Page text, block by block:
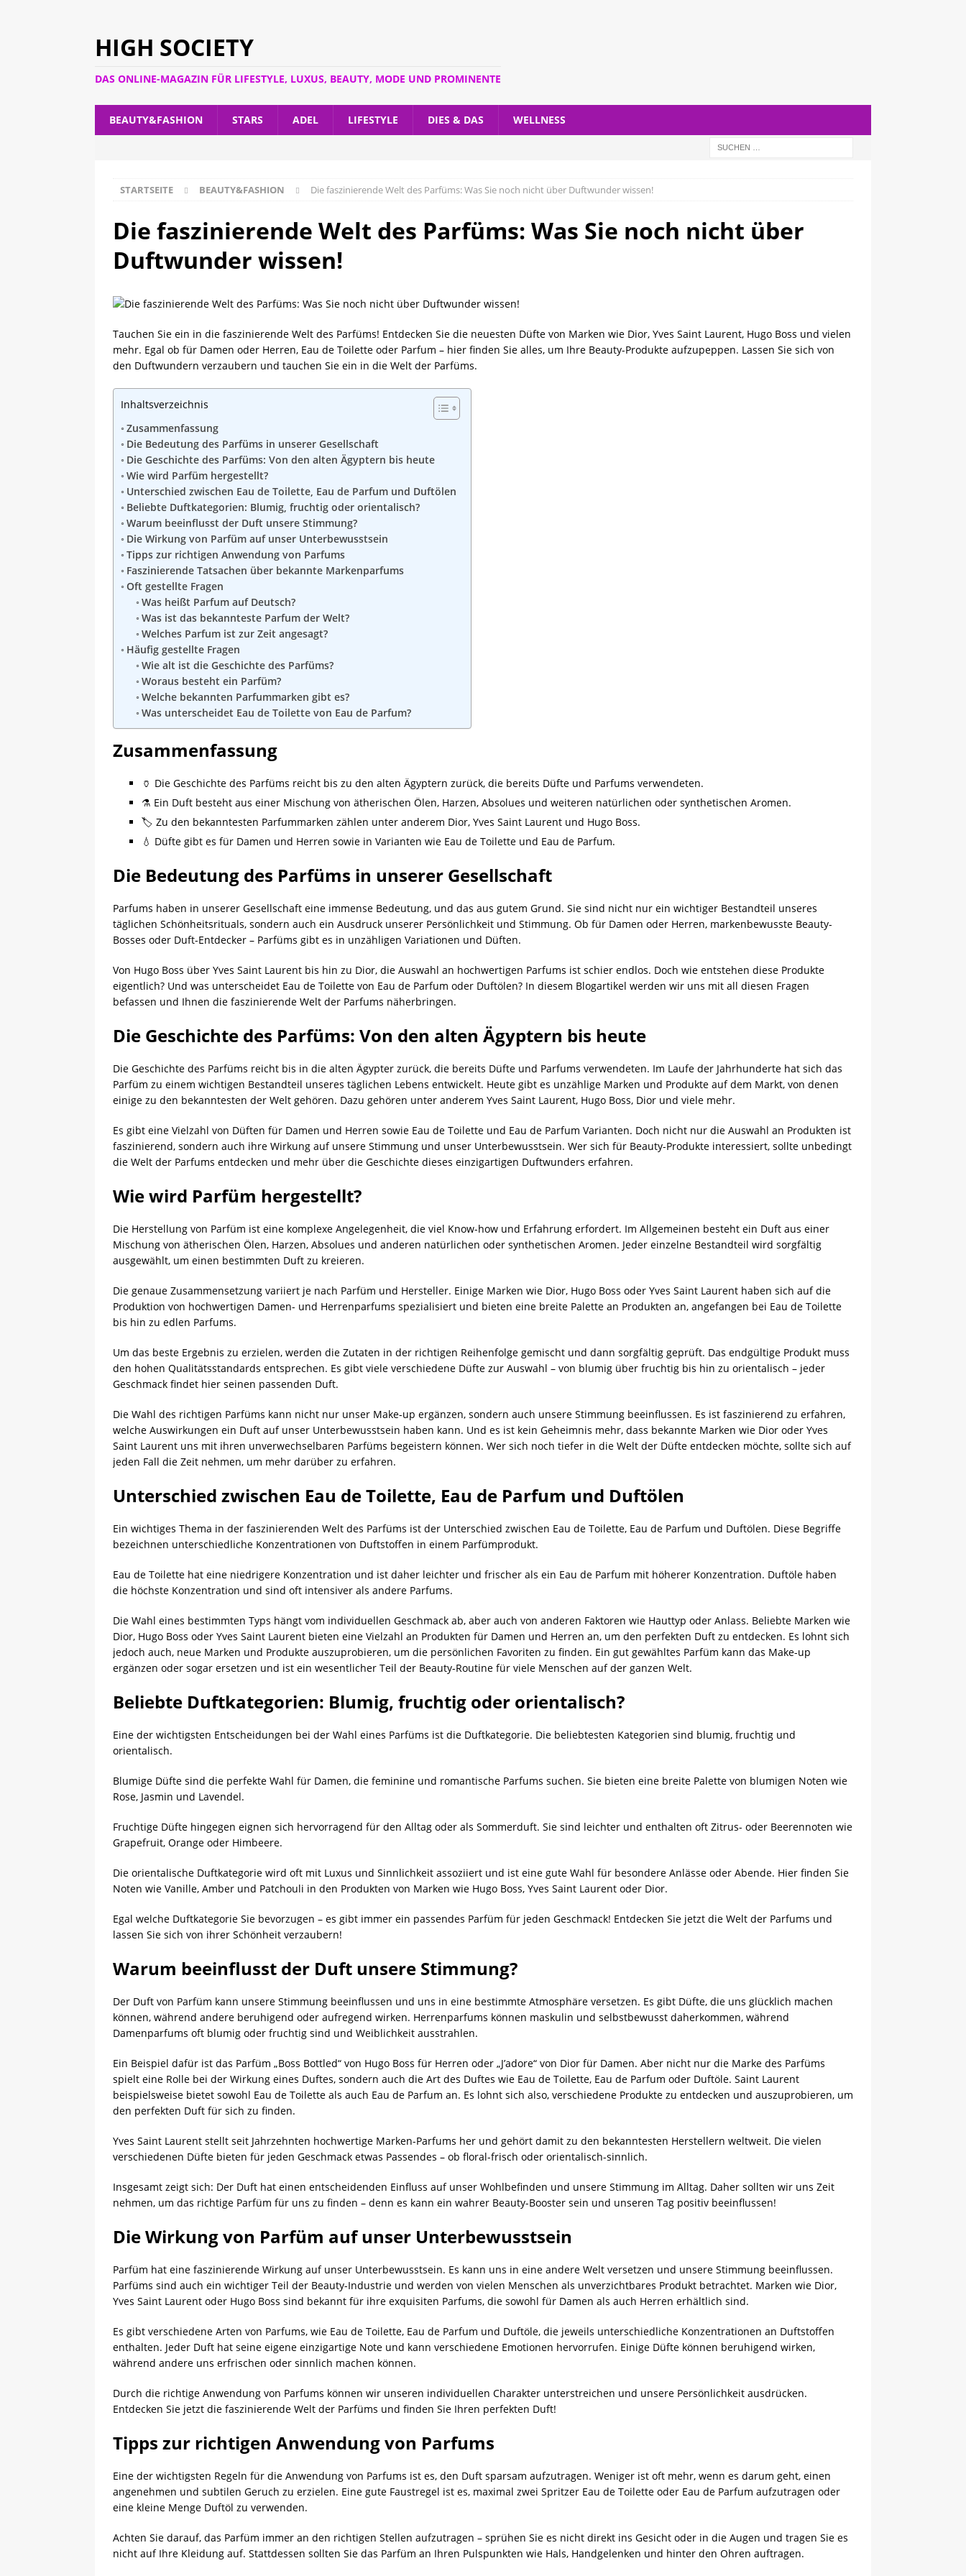
HIGH SOCIETY
DAS ONLINE-MAGAZIN FÜR LIFESTYLE, LUXUS, BEAUTY, MODE UND PROMINENTE
BEAUTY&FASHION STARS ADEL LIFESTYLE DIES & DAS WELLNESS
STARTSEITE BEAUTY&FASHION Die faszinierende Welt des Parfüms: Was Sie noch nicht über Duftwunder wissen!
Die faszinierende Welt des Parfüms: Was Sie noch nicht über
Duftwunder wissen!
Tauchen Sie ein in die faszinierende Welt des Parfüms! Entdecken Sie die neuesten Düfte von Marken wie Dior, Yves Saint Laurent, Hugo Boss und vielen
mehr. Egal ob für Damen oder Herren, Eau de Toilette oder Parfum – hier finden Sie alles, um Ihre Beauty-Produkte aufzupeppen. Lassen Sie sich von
den Duftwundern verzaubern und tauchen Sie ein in die Welt der Parfüms.
Inhaltsverzeichnis
Zusammenfassung
Die Bedeutung des Parfüms in unserer Gesellschaft
Die Geschichte des Parfüms: Von den alten Ägyptern bis heute
Wie wird Parfüm hergestellt?
Unterschied zwischen Eau de Toilette, Eau de Parfum und Duftölen
Beliebte Duftkategorien: Blumig, fruchtig oder orientalisch?
Warum beeinflusst der Duft unsere Stimmung?
Die Wirkung von Parfüm auf unser Unterbewusstsein
Tipps zur richtigen Anwendung von Parfums
Faszinierende Tatsachen über bekannte Markenparfums
Oft gestellte Fragen
Was heißt Parfum auf Deutsch?
Was ist das bekannteste Parfum der Welt?
Welches Parfum ist zur Zeit angesagt?
Häufig gestellte Fragen
Wie alt ist die Geschichte des Parfüms?
Woraus besteht ein Parfüm?
Welche bekannten Parfummarken gibt es?
Was unterscheidet Eau de Toilette von Eau de Parfum?
Zusammenfassung
🏺 Die Geschichte des Parfüms reicht bis zu den alten Ägyptern zurück, die bereits Düfte und Parfums verwendeten.
⚗️ Ein Duft besteht aus einer Mischung von ätherischen Ölen, Harzen, Absolues und weiteren natürlichen oder synthetischen Aromen.
🏷️ Zu den bekanntesten Parfummarken zählen unter anderem Dior, Yves Saint Laurent und Hugo Boss.
💧 Düfte gibt es für Damen und Herren sowie in Varianten wie Eau de Toilette und Eau de Parfum.
Die Bedeutung des Parfüms in unserer Gesellschaft
Parfums haben in unserer Gesellschaft eine immense Bedeutung, und das aus gutem Grund. Sie sind nicht nur ein wichtiger Bestandteil unseres
täglichen Schönheitsrituals, sondern auch ein Ausdruck unserer Persönlichkeit und Stimmung. Ob für Damen oder Herren, markenbewusste Beauty-
Bosses oder Duft-Entdecker – Parfüms gibt es in unzähligen Variationen und Düften.
Von Hugo Boss über Yves Saint Laurent bis hin zu Dior, die Auswahl an hochwertigen Parfums ist schier endlos. Doch wie entstehen diese Produkte
eigentlich? Und was unterscheidet Eau de Toilette von Eau de Parfum oder Duftölen? In diesem Blogartikel werden wir uns mit all diesen Fragen
befassen und Ihnen die faszinierende Welt der Parfums näherbringen.
Die Geschichte des Parfüms: Von den alten Ägyptern bis heute
Die Geschichte des Parfüms reicht bis in die alten Ägypter zurück, die bereits Düfte und Parfums verwendeten. Im Laufe der Jahrhunderte hat sich das
Parfüm zu einem wichtigen Bestandteil unseres täglichen Lebens entwickelt. Heute gibt es unzählige Marken und Produkte auf dem Markt, von denen
einige zu den bekanntesten der Welt gehören. Dazu gehören unter anderem Yves Saint Laurent, Hugo Boss, Dior und viele mehr.
Es gibt eine Vielzahl von Düften für Damen und Herren sowie Eau de Toilette und Eau de Parfum Varianten. Doch nicht nur die Auswahl an Produkten ist
faszinierend, sondern auch ihre Wirkung auf unsere Stimmung und unser Unterbewusstsein. Wer sich für Beauty-Produkte interessiert, sollte unbedingt
die Welt der Parfums entdecken und mehr über die Geschichte dieses einzigartigen Duftwunders erfahren.
Wie wird Parfüm hergestellt?
Die Herstellung von Parfüm ist eine komplexe Angelegenheit, die viel Know-how und Erfahrung erfordert. Im Allgemeinen besteht ein Duft aus einer
Mischung von ätherischen Ölen, Harzen, Absolues und anderen natürlichen oder synthetischen Aromen. Jeder einzelne Bestandteil wird sorgfältig
ausgewählt, um einen bestimmten Duft zu kreieren.
Die genaue Zusammensetzung variiert je nach Parfüm und Hersteller. Einige Marken wie Dior, Hugo Boss oder Yves Saint Laurent haben sich auf die
Produktion von hochwertigen Damen- und Herrenparfums spezialisiert und bieten eine breite Palette an Produkten an, angefangen bei Eau de Toilette
bis hin zu edlen Parfums.
Um das beste Ergebnis zu erzielen, werden die Zutaten in der richtigen Reihenfolge gemischt und dann sorgfältig geprüft. Das endgültige Produkt muss
den hohen Qualitätsstandards entsprechen. Es gibt viele verschiedene Düfte zur Auswahl – von blumig über fruchtig bis hin zu orientalisch – jeder
Geschmack findet hier seinen passenden Duft.
Die Wahl des richtigen Parfüms kann nicht nur unser Make-up ergänzen, sondern auch unsere Stimmung beeinflussen. Es ist faszinierend zu erfahren,
welche Auswirkungen ein Duft auf unser Unterbewusstsein haben kann. Und es ist kein Geheimnis mehr, dass bekannte Marken wie Dior oder Yves
Saint Laurent uns mit ihren unverwechselbaren Parfüms begeistern können. Wer sich noch tiefer in die Welt der Düfte entdecken möchte, sollte sich auf
jeden Fall die Zeit nehmen, um mehr darüber zu erfahren.
Unterschied zwischen Eau de Toilette, Eau de Parfum und Duftölen
Ein wichtiges Thema in der faszinierenden Welt des Parfüms ist der Unterschied zwischen Eau de Toilette, Eau de Parfum und Duftölen. Diese Begriffe
bezeichnen unterschiedliche Konzentrationen von Duftstoffen in einem Parfümprodukt.
Eau de Toilette hat eine niedrigere Konzentration und ist daher leichter und frischer als ein Eau de Parfum mit höherer Konzentration. Duftöle haben
die höchste Konzentration und sind oft intensiver als andere Parfums.
Die Wahl eines bestimmten Typs hängt vom individuellen Geschmack ab, aber auch von anderen Faktoren wie Hauttyp oder Anlass. Beliebte Marken wie
Dior, Hugo Boss oder Yves Saint Laurent bieten eine Vielzahl an Produkten für Damen und Herren an, um den perfekten Duft zu entdecken. Es lohnt sich
jedoch auch, neue Marken und Produkte auszuprobieren, um die persönlichen Favoriten zu finden. Ein gut gewähltes Parfüm kann das Make-up
ergänzen oder sogar ersetzen und ist ein wesentlicher Teil der Beauty-Routine für viele Menschen auf der ganzen Welt.
Beliebte Duftkategorien: Blumig, fruchtig oder orientalisch?
Eine der wichtigsten Entscheidungen bei der Wahl eines Parfüms ist die Duftkategorie. Die beliebtesten Kategorien sind blumig, fruchtig und
orientalisch.
Blumige Düfte sind die perfekte Wahl für Damen, die feminine und romantische Parfums suchen. Sie bieten eine breite Palette von blumigen Noten wie
Rose, Jasmin und Lavendel.
Fruchtige Düfte hingegen eignen sich hervorragend für den Alltag oder als Sommerduft. Sie sind leichter und enthalten oft Zitrus- oder Beerennoten wie
Grapefruit, Orange oder Himbeere.
Die orientalische Duftkategorie wird oft mit Luxus und Sinnlichkeit assoziiert und ist eine gute Wahl für besondere Anlässe oder Abende. Hier finden Sie
Noten wie Vanille, Amber und Patchouli in den Produkten von Marken wie Hugo Boss, Yves Saint Laurent oder Dior.
Egal welche Duftkategorie Sie bevorzugen – es gibt immer ein passendes Parfüm für jeden Geschmack! Entdecken Sie jetzt die Welt der Parfums und
lassen Sie sich von ihrer Schönheit verzaubern!
Warum beeinflusst der Duft unsere Stimmung?
Der Duft von Parfüm kann unsere Stimmung beeinflussen und uns in eine bestimmte Atmosphäre versetzen. Es gibt Düfte, die uns glücklich machen
können, während andere beruhigend oder aufregend wirken. Herrenparfums können maskulin und selbstbewusst daherkommen, während
Damenparfums oft blumig oder fruchtig sind und Weiblichkeit ausstrahlen.
Ein Beispiel dafür ist das Parfüm „Boss Bottled“ von Hugo Boss für Herren oder „J’adore“ von Dior für Damen. Aber nicht nur die Marke des Parfüms
spielt eine Rolle bei der Wirkung eines Duftes, sondern auch die Art des Duftes wie Eau de Toilette, Eau de Parfum oder Duftöle. Saint Laurent
beispielsweise bietet sowohl Eau de Toilette als auch Eau de Parfum an. Es lohnt sich also, verschiedene Produkte zu entdecken und auszuprobieren, um
den perfekten Duft für sich zu finden.
Yves Saint Laurent stellt seit Jahrzehnten hochwertige Marken-Parfums her und gehört damit zu den bekanntesten Herstellern weltweit. Die vielen
verschiedenen Düfte bieten für jeden Geschmack etwas Passendes – ob floral-frisch oder orientalisch-sinnlich.
Insgesamt zeigt sich: Der Duft hat einen entscheidenden Einfluss auf unser Wohlbefinden und unsere Stimmung im Alltag. Daher sollten wir uns Zeit
nehmen, um das richtige Parfüm für uns zu finden – denn es kann ein wahrer Beauty-Booster sein und unseren Tag positiv beeinflussen!
Die Wirkung von Parfüm auf unser Unterbewusstsein
Parfüm hat eine faszinierende Wirkung auf unser Unterbewusstsein. Es kann uns in eine andere Welt versetzen und unsere Stimmung beeinflussen.
Parfüms sind auch ein wichtiger Teil der Beauty-Industrie und werden von vielen Menschen als unverzichtbares Produkt betrachtet. Marken wie Dior,
Yves Saint Laurent oder Hugo Boss sind bekannt für ihre exquisiten Parfums, die sowohl für Damen als auch Herren erhältlich sind.
Es gibt verschiedene Arten von Parfums, wie Eau de Toilette, Eau de Parfum und Duftöle, die jeweils unterschiedliche Konzentrationen an Duftstoffen
enthalten. Jeder Duft hat seine eigene einzigartige Note und kann verschiedene Emotionen hervorrufen. Einige Düfte können beruhigend wirken,
während andere uns erfrischen oder sinnlich machen können.
Durch die richtige Anwendung von Parfums können wir unseren individuellen Charakter unterstreichen und unsere Persönlichkeit ausdrücken.
Entdecken Sie jetzt die faszinierende Welt der Parfüms und finden Sie Ihren perfekten Duft!
Tipps zur richtigen Anwendung von Parfums
Eine der wichtigsten Regeln für die Anwendung von Parfums ist es, den Duft sparsam aufzutragen. Weniger ist oft mehr, wenn es darum geht, einen
angenehmen und subtilen Geruch zu erzielen. Eine gute Faustregel ist es, maximal zwei Spritzer Eau de Toilette oder Eau de Parfum aufzutragen oder
eine kleine Menge Duftöl zu verwenden.
Achten Sie darauf, das Parfüm immer an den richtigen Stellen aufzutragen – sprühen Sie es nicht direkt ins Gesicht oder in die Augen und tragen Sie es
nicht auf Ihre Kleidung auf. Stattdessen sollten Sie das Parfüm an Ihren Pulspunkten wie Hals, Handgelenken und hinter den Ohren auftragen.